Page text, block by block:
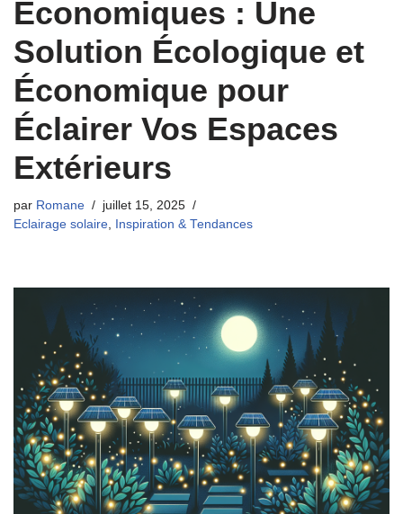
Économiques : Une
Solution Écologique et
Économique pour
Éclairer Vos Espaces
Extérieurs
par Romane
juillet 15, 2025
Eclairage solaire, Inspiration & Tendances